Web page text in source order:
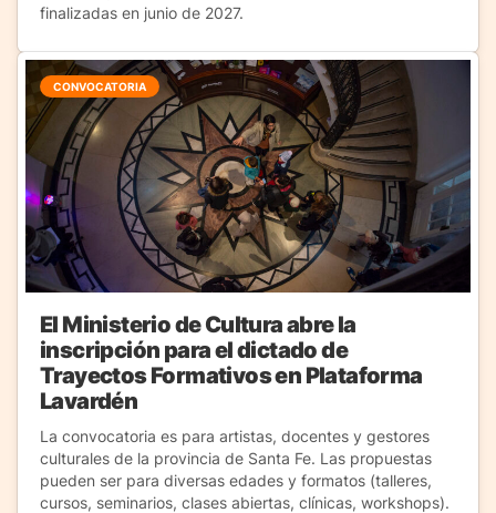
finalizadas en junio de 2027.
CONVOCATORIA
El Ministerio de Cultura abre la
inscripción para el dictado de
Trayectos Formativos en Plataforma
Lavardén
La convocatoria es para artistas, docentes y gestores
culturales de la provincia de Santa Fe. Las propuestas
pueden ser para diversas edades y formatos (talleres,
cursos, seminarios, clases abiertas, clínicas, workshops).